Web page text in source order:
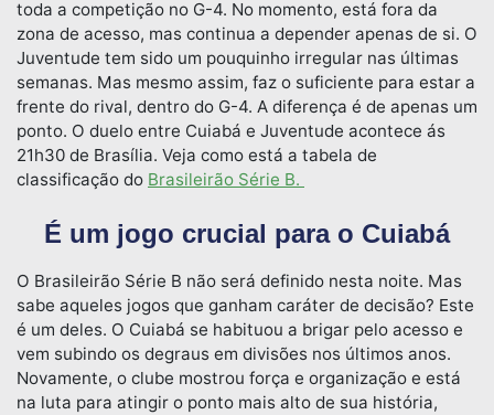
toda a competição no G-4. No momento, está fora da
zona de acesso, mas continua a depender apenas de si. O
Juventude tem sido um pouquinho irregular nas últimas
semanas. Mas mesmo assim, faz o suficiente para estar a
frente do rival, dentro do G-4. A diferença é de apenas um
ponto. O duelo entre Cuiabá e Juventude acontece ás
21h30 de Brasília. Veja como está a tabela de
classificação do Brasileirão Série B.
É um jogo crucial para o Cuiabá
O Brasileirão Série B não será definido nesta noite. Mas
sabe aqueles jogos que ganham caráter de decisão? Este
é um deles. O Cuiabá se habituou a brigar pelo acesso e
vem subindo os degraus em divisões nos últimos anos.
Novamente, o clube mostrou força e organização e está
na luta para atingir o ponto mais alto de sua história,